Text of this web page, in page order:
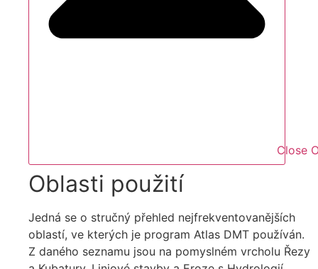
Close
Oblasti použití
Jedná se o stručný přehled nejfrekventovanějších
oblastí, ve kterých je program Atlas DMT používán.
Z daného seznamu jsou na pomyslném vrcholu Řezy